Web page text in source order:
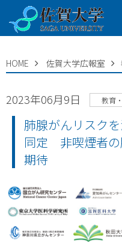
HOME 佐賀大学広報室
2023年06月9日 教育
肺腺がんリスク
同定 非喫煙者の
期待